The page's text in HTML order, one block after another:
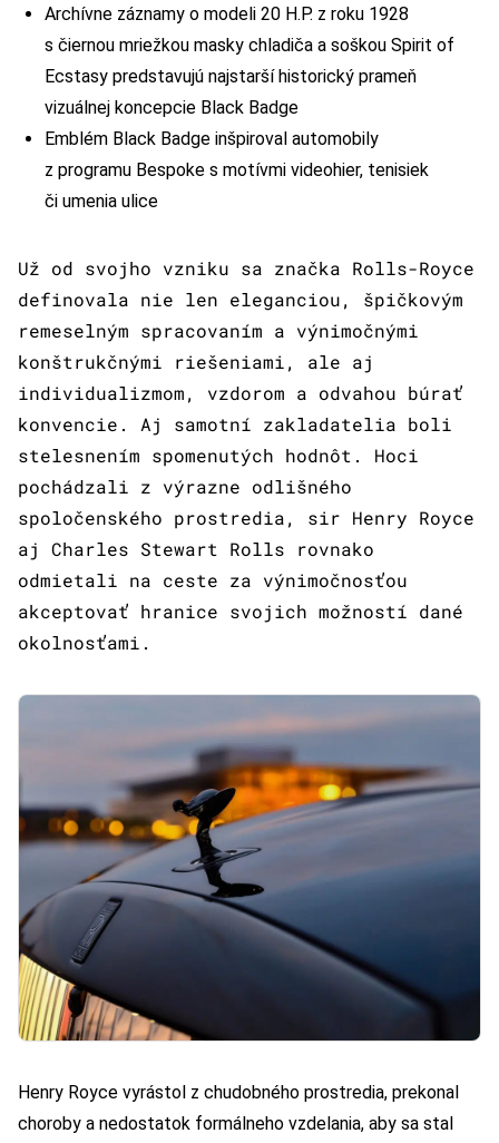
Archívne záznamy o modeli 20 H.P. z roku 1928
s čiernou mriežkou masky chladiča a soškou Spirit of
Ecstasy predstavujú najstarší historický prameň
vizuálnej koncepcie Black Badge
Emblém Black Badge inšpiroval automobily
z programu Bespoke s motívmi videohier, tenisiek
či umenia ulice
Už od svojho vzniku sa značka Rolls-Royce
definovala nie len eleganciou, špičkovým
remeselným spracovaním a výnimočnými
konštrukčnými riešeniami, ale aj
individualizmom, vzdorom a odvahou búrať
konvencie. Aj samotní zakladatelia boli
stelesnením spomenutých hodnôt. Hoci
pochádzali z výrazne odlišného
spoločenského prostredia, sir Henry Royce
aj Charles Stewart Rolls rovnako
odmietali na ceste za výnimočnosťou
akceptovať hranice svojich možností dané
okolnosťami.
Henry Royce vyrástol z chudobného prostredia, prekonal
choroby a nedostatok formálneho vzdelania, aby sa stal